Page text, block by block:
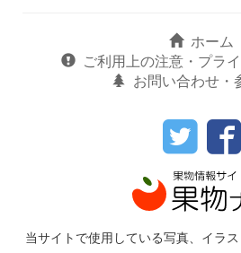
ホーム
ご利用上の注意・プラ
お問い合わせ・
当サイトで使用している写真、イラ